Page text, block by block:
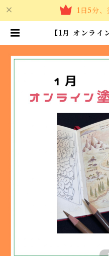
1日5分、
【1月 オンライ